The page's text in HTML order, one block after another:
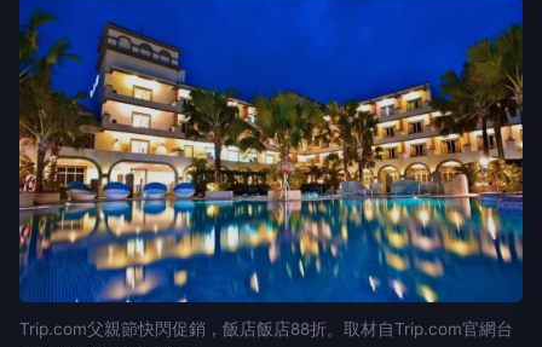
Trip.com父親節快閃促銷，飯店飯店88折。取材自Trip.com官網台